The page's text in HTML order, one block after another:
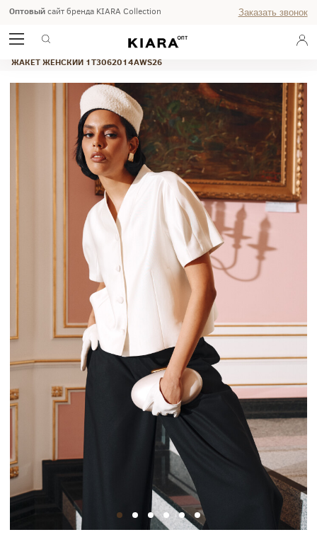
Оптовыйсайт бренда KIARA Collection Заказать звонок
ОСЕНЬ ЗИМА 2026
ЖАКЕТ ЖЕНСКИЙ 1T3062014AWS26